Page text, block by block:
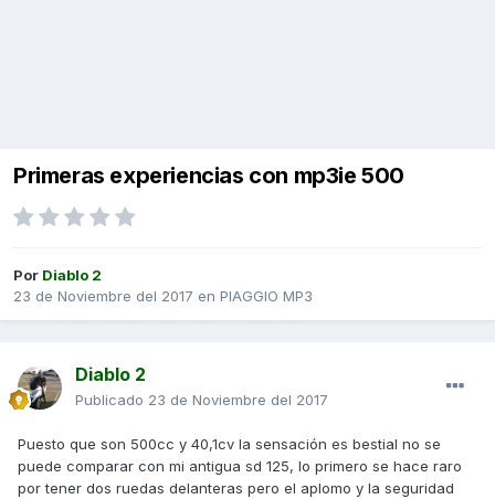
Primeras experiencias con mp3ie 500
Por Diablo 2
23 de Noviembre del 2017 en PIAGGIO MP3
Diablo 2
Publicado 23 de Noviembre del 2017
Puesto que son 500cc y 40,1cv la sensación es bestial no se
puede comparar con mi antigua sd 125, lo primero se hace raro
por tener dos ruedas delanteras pero el aplomo y la seguridad